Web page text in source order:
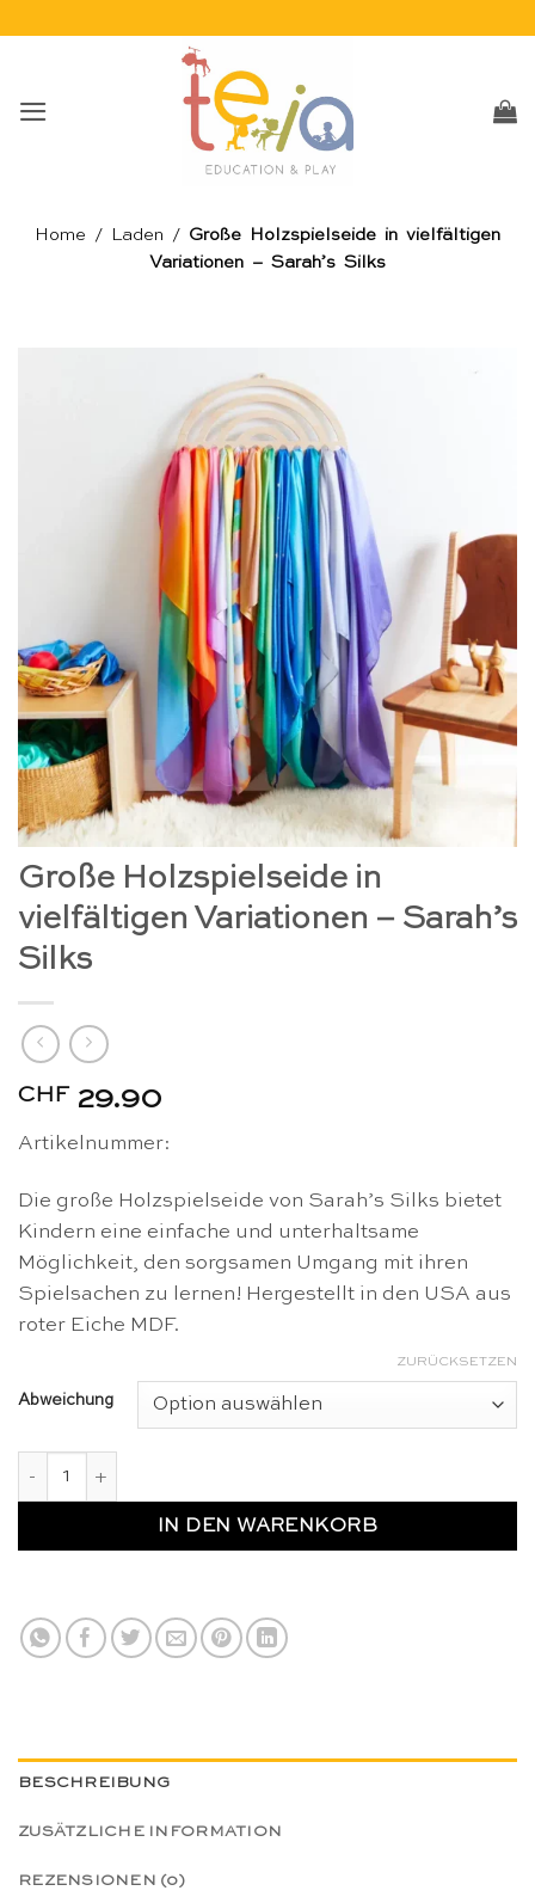
Home / Laden / Große Holzspielseide in vielfältigen
Variationen – Sarah’s Silks
Große Holzspielseide in
vielfältigen Variationen – Sarah’s
Silks
CHF 29.90
Artikelnummer:
Die große Holzspielseide von Sarah’s Silks bietet
Kindern eine einfache und unterhaltsame
Möglichkeit, den sorgsamen Umgang mit ihren
Spielsachen zu lernen! Hergestellt in den USA aus
roter Eiche MDF.
Abweichung
ZURÜCKSETZEN
IN DEN WARENKORB
BESCHREIBUNG
ZUSÄTZLICHE INFORMATION
REZENSIONEN (0)